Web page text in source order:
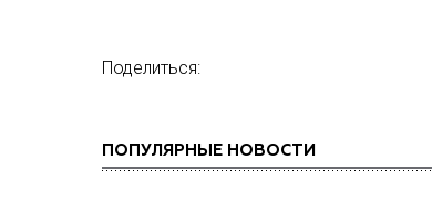
Поделиться:
ПОПУЛЯРНЫЕ НОВОСТИ